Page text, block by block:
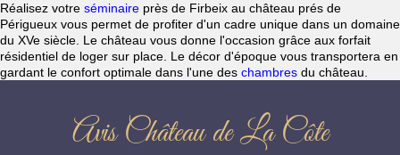
Réalisez votre séminaire près de Firbeix au château prés de
Périgueux vous permet de profiter d'un cadre unique dans un domaine
du XVe siècle. Le château vous donne l'occasion grâce aux forfait
résidentiel de loger sur place. Le décor d'époque vous transportera en
gardant le confort optimale dans l'une des chambres du château.
Avis Château de La Côte